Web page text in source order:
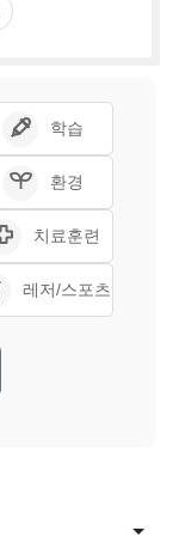
학습
환경
치료훈련
레저/스포츠